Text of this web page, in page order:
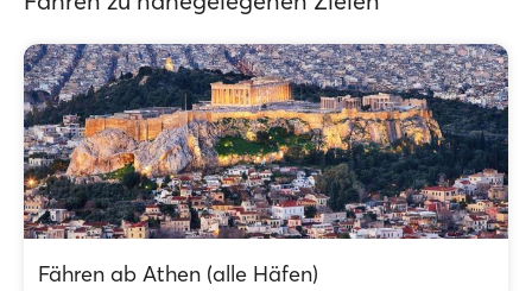
Fähren ab Athen (alle Häfen)